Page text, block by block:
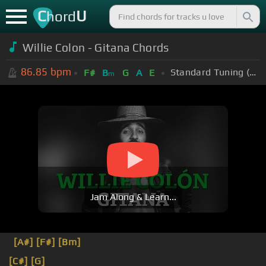
ChordU
Willie Colon - Gitana Chords
86.85 bpm F# Bm G A E Standard Tuning (EADGBE)
Jam Along & Learn...
[A#] [F#] [Bm]
[C#] [G]